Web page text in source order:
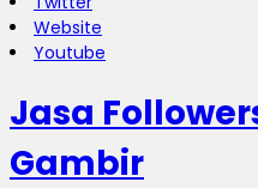
Website
Youtube
Jasa
Gambir